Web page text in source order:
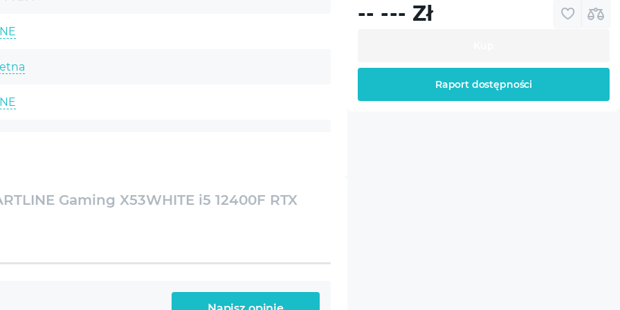
szybkość w grach i aplikacjach wymagających
White ARGBGaming X53WHITE i5 12400F RTX
-- --- Zł
Raport dostępności